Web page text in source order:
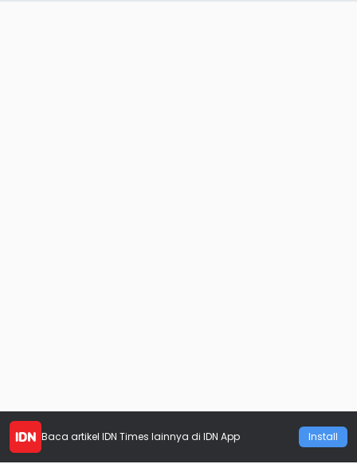
Baca artikel IDN Times lainnya di IDN App Install